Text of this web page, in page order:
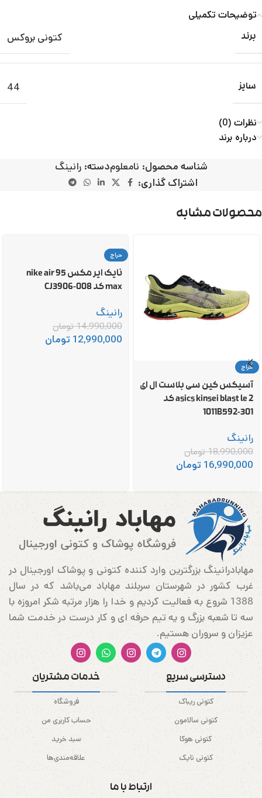
توضیحات تکمیلی
برند کتونی بروکس
سایز 44
نظرات (0)
درباره برند
شناسه محصول: نامعلومدسته: رانینگ
اشتراک گذاری:
محصولات مشابه
حراج
آسیکس کین سی بلاست ال ای
2 asics kinsei blast le کد
1011B592-301
رانینگ
18,990,000تومان
16,990,000 تومان
حراج
نایک ایر مکس 95 nike air
max کد CJ3906-008
رانینگ
14,990,000تومان
12,990,000 تومان
مهابادرانینگ بزرگترین وارد کننده کتونی و پوشاک اورجینال در
غرب کشور در شهرستان سربلند مهاباد می‌باشد که در سال
1388 شروع به فعالیت کردیم و خدا را هزار مرتبه شکر امروزه با
سه تا شعبه بزرگ و یه تیم حرفه ای و کار درست در خدمت شما
عزیزان و سروران هستیم.
دسترسی سریع
کتونی ریباک
کتونی سالامون
کتونی هوکا
کتونی نایک
خدمات مشتریان
فروشگاه
حساب کاربری من
سبد خرید
علاقه‌مندی‌ها
ارتباط با ما